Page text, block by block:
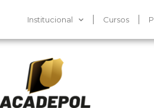
Institucional Cursos